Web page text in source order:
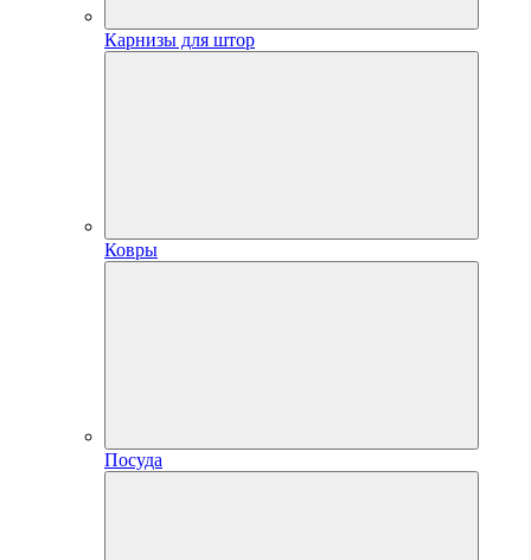
Карнизы для штор
Ковры
Посуда